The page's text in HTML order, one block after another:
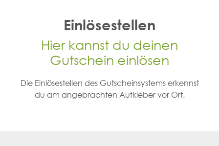
Einlösestellen
Hier kannst du deinen
Gutschein einlösen
Die Einlösestellen des Gutscheinsystems erkennst
du am angebrachten Aufkleber vor Ort.